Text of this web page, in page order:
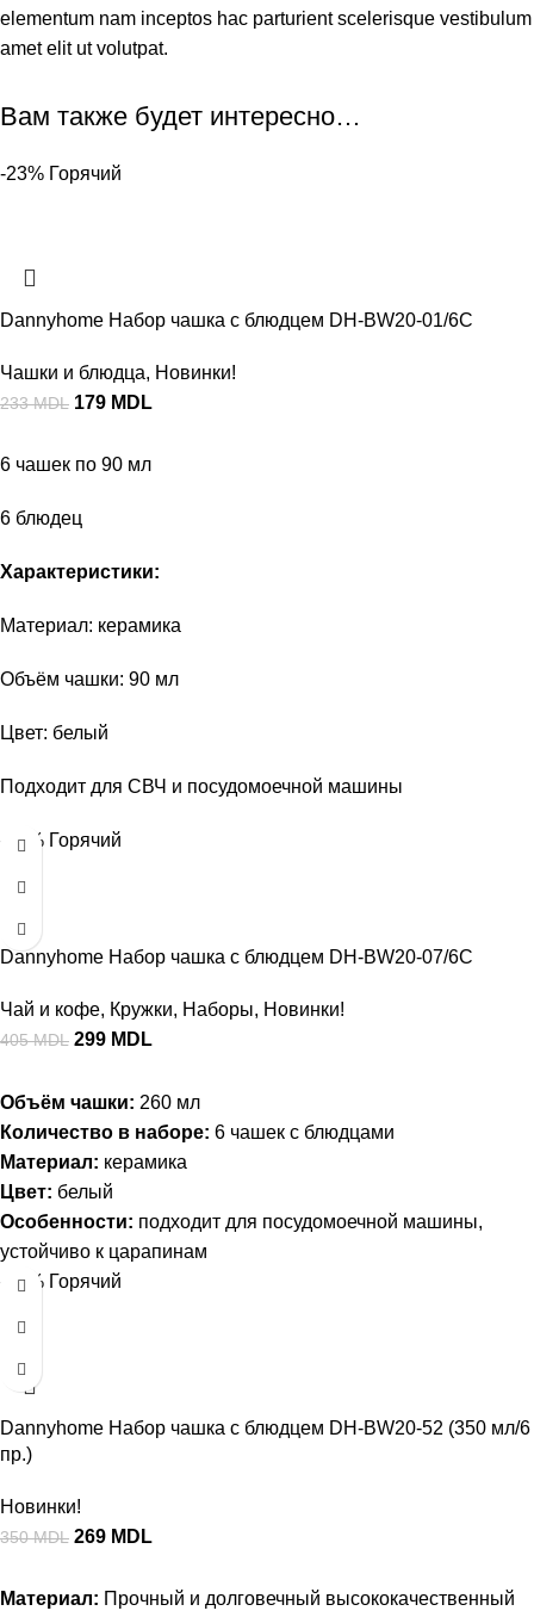
elementum nam inceptos hac parturient scelerisque vestibulum
amet elit ut volutpat.
Вам также будет интересно…
-23% Горячий
Dannyhome Набор чашка с блюдцем DH-BW20-01/6C
Чашки и блюдца, Новинки!
233MDL 179 MDL
6 чашек по 90 мл
6 блюдец
Характеристики:
Материал: керамика
Объём чашки: 90 мл
Цвет: белый
Подходит для СВЧ и посудомоечной машины
-26% Горячий
Dannyhome Набор чашка с блюдцем DH-BW20-07/6C
Чай и кофе, Кружки, Наборы, Новинки!
405MDL 299 MDL
Объём чашки: 260 мл
Количество в наборе: 6 чашек с блюдцами
Материал: керамика
Цвет: белый
Особенности: подходит для посудомоечной машины,
устойчиво к царапинам
-23% Горячий
Dannyhome Набор чашка с блюдцем DH-BW20-52 (350 мл/6
пр.)
Новинки!
350MDL 269 MDL
Материал: Прочный и долговечный высококачественный